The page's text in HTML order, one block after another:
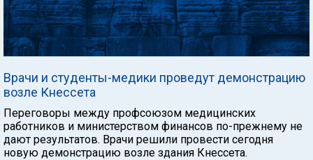
Врачи и студенты-медики проведут демонстрацию
возле Кнессета
Переговоры между профсоюзом медицинских
работников и министерством финансов по-прежнему не
дают результатов. Врачи решили провести сегодня
новую демонстрацию возле здания Кнессета.